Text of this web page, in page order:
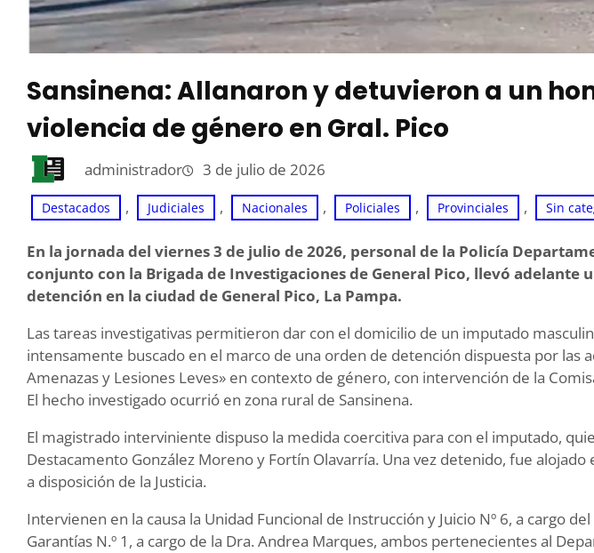
Sansinena: Allanaron y detuvieron a un
violencia de género en Gral. Pico
administrador 3 de julio de 2026
Destacados , Judiciales , Nacionales , Policiales , Provinciales , Sin
En la jornada del viernes 3 de julio de 2026, personal de la Policía
conjunto con la Brigada de Investigaciones de General Pico, llevó adelante
detención en la ciudad de General Pico, La Pampa.
Las tareas investigativas permitieron dar con el domicilio de un imputado
intensamente buscado en el marco de una orden de detención dispuesta por las
Amenazas y Lesiones Leves» en contexto de género, con intervención de la
El hecho investigado ocurrió en zona rural de Sansinena.
El magistrado interviniente dispuso la medida coercitiva para con el imputado,
Destacamento González Moreno y Fortín Olavarría. Una vez detenido, fue
a disposición de la Justicia.
Intervienen en la causa la Unidad Funcional de Instrucción y Juicio Nº 6, a cargo
Garantías N.º 1, a cargo de la Dra. Andrea Marques, ambos pertenecientes al